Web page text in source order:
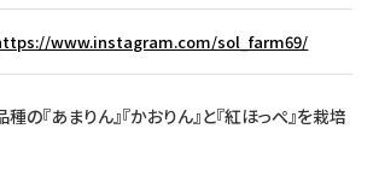
見どころ
www.instagram.com/sol_farm69/
の『あまりん』『かおりん』と『紅ほっぺ』を栽培